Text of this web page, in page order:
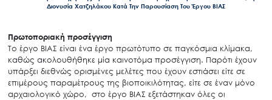
Διονυσία Χατζηλάκου Κατά Την Παρουσίαση Του Έργου ΒΙΑΣ
Πρωτοποριακή προσέγγιση
Το έργο ΒΙΑΣ είναι ένα έργο πρωτότυπο σε παγκόσμια κλίμακα,
καθώς ακολουθήθηκε μία καινοτόμα προσέγγιση. Παρότι έχουν
υπάρξει διεθνώς ορισμένες μελέτες που έχουν εστιάσει είτε σε
επιμέρους παραμέτρους της βιοποικιλότητας, είτε σε έναν μόνο
αρχαιολογικό χώρο, στο έργο ΒΙΑΣ εξετάστηκαν όλες οι